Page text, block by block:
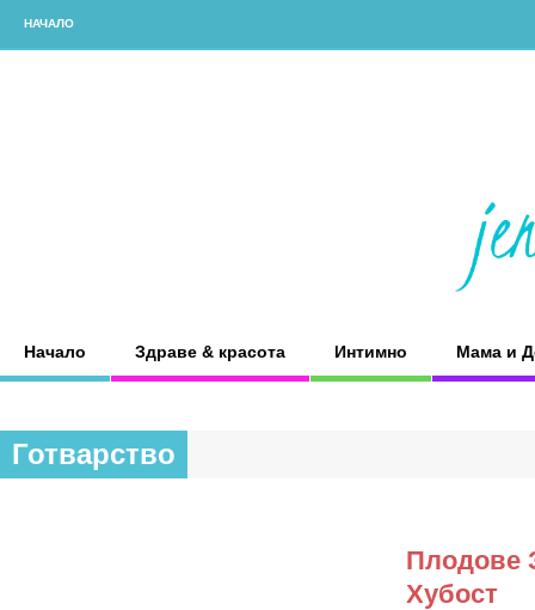
НАЧАЛО
Начало Здраве & красота Интимно Мама и
Готварство
Плодове
Хубост